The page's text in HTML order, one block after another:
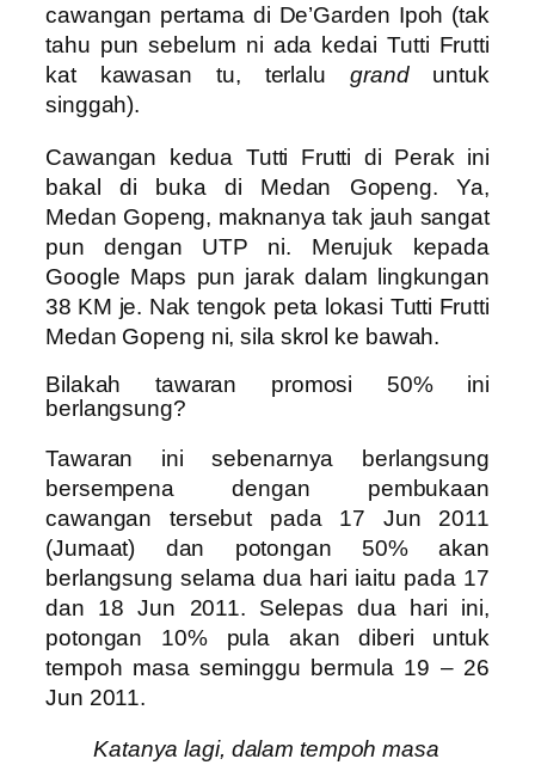
cawangan pertama di De’Garden Ipoh (tak
tahu pun sebelum ni ada kedai Tutti Frutti
kat kawasan tu, terlalu granduntuk
singgah).
Cawangan kedua Tutti Frutti di Perak ini
bakal di buka di Medan Gopeng. Ya,
Medan Gopeng, maknanya tak jauh sangat
pun dengan UTP ni. Merujuk kepada
Google Maps pun jarak dalam lingkungan
38 KM je. Nak tengok peta lokasi Tutti Frutti
Medan Gopeng ni, sila skrol ke bawah.
Bilakah tawaran promosi 50% ini
berlangsung?
Tawaran ini sebenarnya berlangsung
bersempena dengan pembukaan
cawangan tersebut pada 17 Jun 2011
(Jumaat) dan potongan 50% akan
berlangsung selama dua hari iaitu pada 17
dan 18 Jun 2011. Selepas dua hari ini,
potongan 10% pula akan diberi untuk
tempoh masa seminggu bermula 19 – 26
Jun 2011.
Katanya lagi, dalam tempoh masa